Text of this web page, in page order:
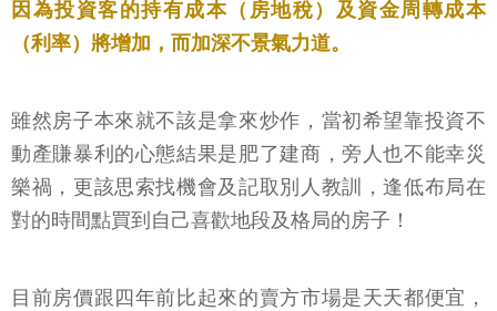
因為投資客的持有成本（房地稅）及資金周轉成本
（利率）將增加，而加深不景氣力道。
雖然房子本來就不該是拿來炒作，當初希望靠投資不
動產賺暴利的心態結果是肥了建商，旁人也不能幸災
樂禍，更該思索找機會及記取別人教訓，逢低布局在
對的時間點買到自己喜歡地段及格局的房子！
目前房價跟四年前比起來的賣方市場是天天都便宜，